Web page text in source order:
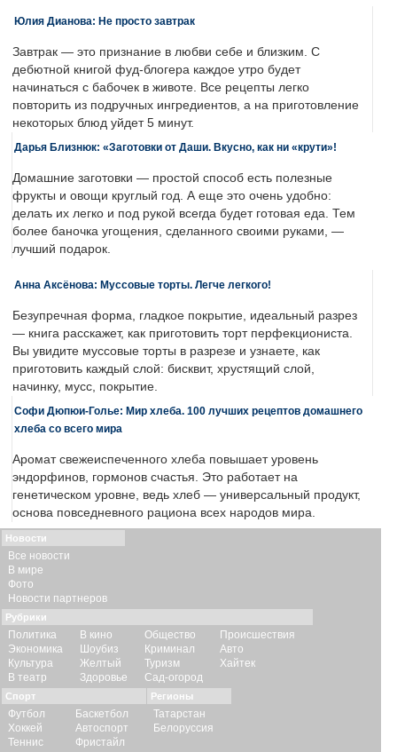
Юлия Дианова: Не просто завтрак
Завтрак — это признание в любви себе и близким. С
дебютной книгой фуд-блогера каждое утро будет
начинаться с бабочек в животе. Все рецепты легко
повторить из подручных ингредиентов, а на приготовление
некоторых блюд уйдет 5 минут.
Дарья Близнюк: «Заготовки от Даши. Вкусно, как ни «крути»!
Домашние заготовки — простой способ есть полезные
фрукты и овощи круглый год. А еще это очень удобно:
делать их легко и под рукой всегда будет готовая еда. Тем
более баночка угощения, сделанного своими руками, —
лучший подарок.
Анна Аксёнова: Муссовые торты. Легче легкого!
Безупречная форма, гладкое покрытие, идеальный разрез
— книга расскажет, как приготовить торт перфекциониста.
Вы увидите муссовые торты в разрезе и узнаете, как
приготовить каждый слой: бисквит, хрустящий слой,
начинку, мусс, покрытие.
Софи Дюпюи-Голье: Мир хлеба. 100 лучших рецептов домашнего
хлеба со всего мира
Аромат свежеиспеченного хлеба повышает уровень
эндорфинов, гормонов счастья. Это работает на
генетическом уровне, ведь хлеб — универсальный продукт,
основа повседневного рациона всех народов мира.
Новости
Все новости
В мире
Фото
Новости партнеров
Рубрики
Политика
Экономика
Культура
В театр
В кино
Шоубиз
Желтый
Здоровье
Общество
Криминал
Туризм
Сад-огород
Происшествия
Авто
Хайтек
Спорт
Футбол
Хоккей
Теннис
Баскетбол
Автоспорт
Фристайл
Регионы
Татарстан
Белоруссия